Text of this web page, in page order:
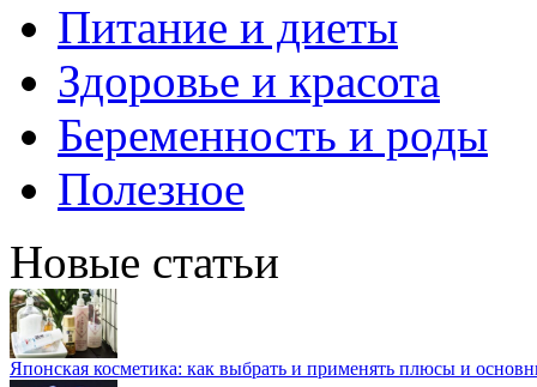
Питание и диеты
Здоровье и красота
Беременность и роды
Полезное
Новые статьи
Японская косметика: как выбрать и применять плюсы и